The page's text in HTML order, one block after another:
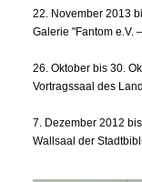
22. November 2013
Galerie "Fantom e.V.
26. Oktober bis 30.
Vortragssaal des
7. Dezember 2012
Wallsaal der